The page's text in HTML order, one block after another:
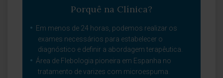
Porquê na Clínica?
Em menos de 24 horas, podemos realizar os
exames necessários para estabelecer o
diagnóstico e definir a abordagem terapêutica.
Área de Flebologia pioneira em Espanha no
tratamento de varizes com microespuma.